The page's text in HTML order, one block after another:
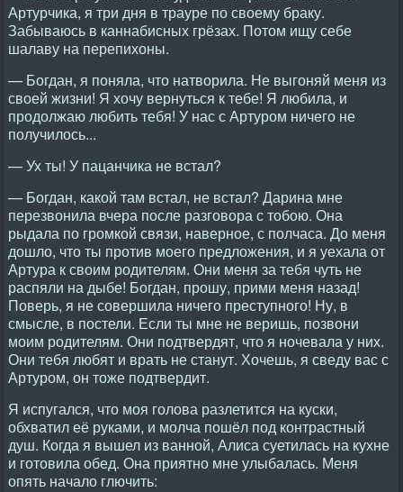
Артурчика, я три дня в трауре по своему браку.
Забываюсь в каннабисных грёзах. Потом ищу себе
шалаву на перепихоны.
— Богдан, я поняла, что натворила. Не выгоняй меня из
своей жизни! Я хочу вернуться к тебе! Я любила, и
продолжаю любить тебя! У нас с Артуром ничего не
получилось...
— Ух ты! У пацанчика не встал?
— Богдан, какой там встал, не встал? Дарина мне
перезвонила вчера после разговора с тобою. Она
рыдала по громкой связи, наверное, с полчаса. До меня
дошло, что ты против моего предложения, и я уехала от
Артура к своим родителям. Они меня за тебя чуть не
распяли на дыбе! Богдан, прошу, прими меня назад!
Поверь, я не совершила ничего преступного! Ну, в
смысле, в постели. Если ты мне не веришь, позвони
моим родителям. Они подтвердят, что я ночевала у них.
Они тебя любят и врать не станут. Хочешь, я сведу вас с
Артуром, он тоже подтвердит.
Я испугался, что моя голова разлетится на куски,
обхватил её руками, и молча пошёл под контрастный
душ. Когда я вышел из ванной, Алиса суетилась на кухне
и готовила обед. Она приятно мне улыбалась. Меня
опять начало глючить: